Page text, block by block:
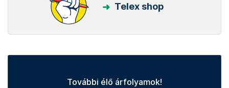
Telex shop
További élő árfolyamok!